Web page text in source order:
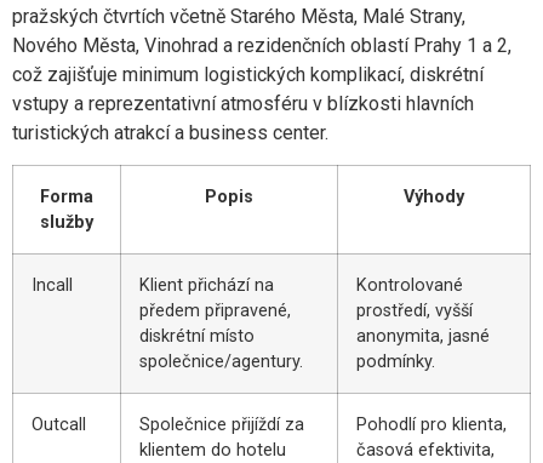
pražských čtvrtích včetně Starého Města, Malé Strany,
Nového Města, Vinohrad a rezidenčních oblastí Prahy 1 a 2,
což zajišťuje minimum logistických komplikací, diskrétní
vstupy a reprezentativní atmosféru v blízkosti hlavních
turistických atrakcí a business center.
Forma
služby
Popis Výhody
Incall
Klient přichází na
předem připravené,
diskrétní místo
společnice/agentury.
Kontrolované
prostředí, vyšší
anonymita, jasné
podmínky.
Outcall
Společnice přijíždí za
klientem do hotelu
Pohodlí pro klienta,
časová efektivita,